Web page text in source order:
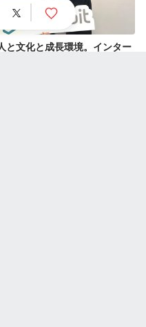
と文化と成長環境。インター